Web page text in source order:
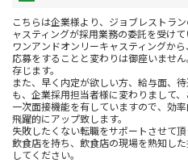
こちらは企業様より、ジョブレストラ
ャスティングが採用業務の委託を受けて
ワンアンドオンリーキャスティングか
応募をすることと変わりは御座いませ
存じます。
また、早く内定が欲しい方、給与面、
も、企業採用担当者様に変わりまして、
一次面接機能を有していますので、効
飛躍的にアップ致します。
失敗したくない転職をサポートさせて
飲食店を持ち、飲食店の現場を熟知し
してください。